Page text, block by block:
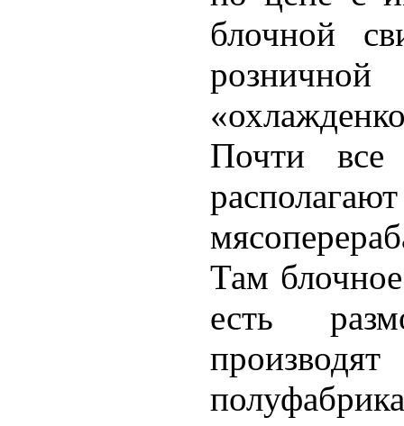
блочной
Почти все
Там
есть